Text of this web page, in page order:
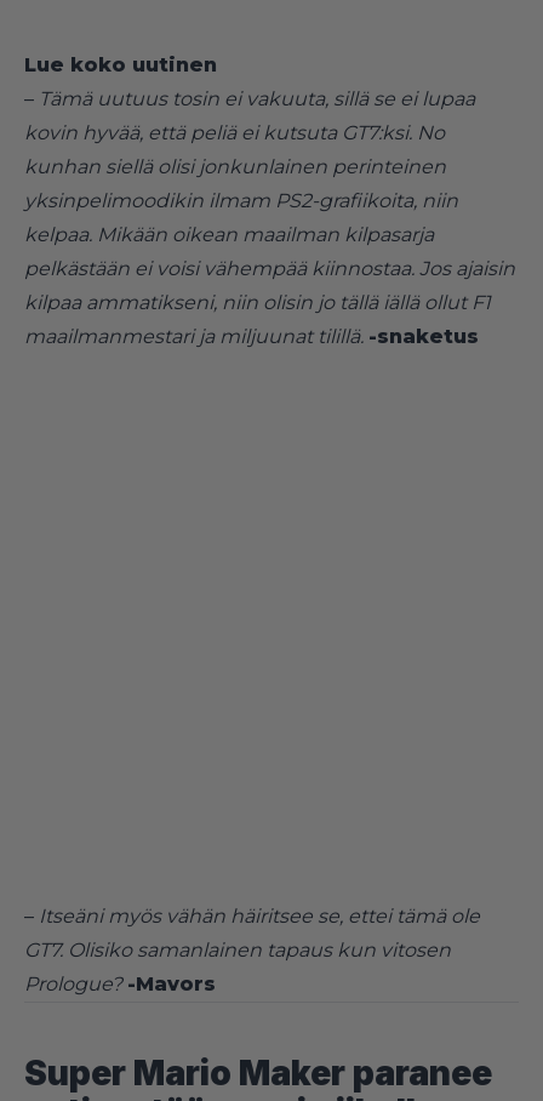
Lue koko uutinen
– Tämä uutuus tosin ei vakuuta, sillä se ei lupaa
kovin hyvää, että peliä ei kutsuta GT7:ksi. No
kunhan siellä olisi jonkunlainen perinteinen
yksinpelimoodikin ilmam PS2-grafiikoita, niin
kelpaa. Mikään oikean maailman kilpasarja
pelkästään ei voisi vähempää kiinnostaa. Jos ajaisin
kilpaa ammatikseni, niin olisin jo tällä iällä ollut F1
maailmanmestari ja miljuunat tilillä. -snaketus
– Itseäni myös vähän häiritsee se, ettei tämä ole
GT7. Olisiko samanlainen tapaus kun vitosen
Prologue? -Mavors
Super Mario Maker paranee